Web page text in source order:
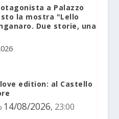
a Palazzo
la mostra "Lello
Due storie, una
edition: al Castello
14/08/2026, 23:00